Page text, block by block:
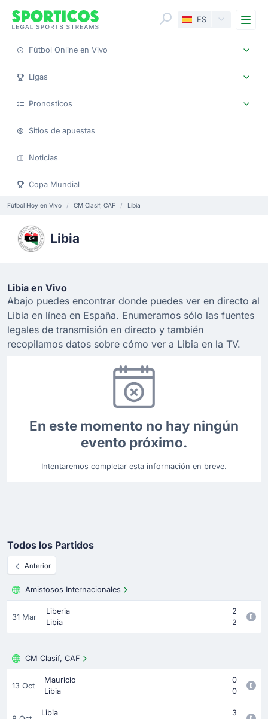
ES
Fútbol Online en Vivo
Ligas
Pronosticos
Sitios de apuestas
Noticias
Copa Mundial
Fútbol Hoy en Vivo CM Clasif, CAF Libia
Libia
Libia en Vivo
Abajo puedes encontrar donde puedes ver en directo al
Libia en línea en España. Enumeramos sólo las fuentes
legales de transmisión en directo y también
recopilamos datos sobre cómo ver a Libia en la TV.
En este momento no hay ningún
evento próximo.
Intentaremos completar esta información en breve.
Todos los Partidos
Anterior
Amistosos Internacionales
31 Mar
Liberia
2
Libia
2
CM Clasif, CAF
13 Oct
Mauricio
0
Libia
0
Libia
3